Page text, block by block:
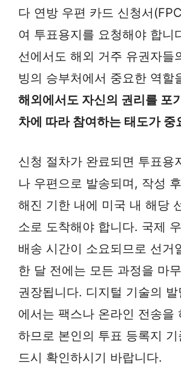
다 연방 우편 카드 신청서
여 투표용지를 요청해야 합니
선에서도 해외 거주 유권자들
빙의 승부처에서 중요한 역할
해외에서도 자신의 권리를 포
차에 따라 참여하는 태도가 중
신청 절차가 완료되면 투표용
나 우편으로 발송되며, 작성
해진 기한 내에 미국 내 해당
소로 도착해야 합니다. 국제
배송 시간이 소요되므로 선거
한 달 전에는 모든 과정을 마
권장됩니다. 디지털 기술의
에서는 팩스나 온라인 전송을
하므로 본인의 투표 등록지
드시 확인하시기 바랍니다.